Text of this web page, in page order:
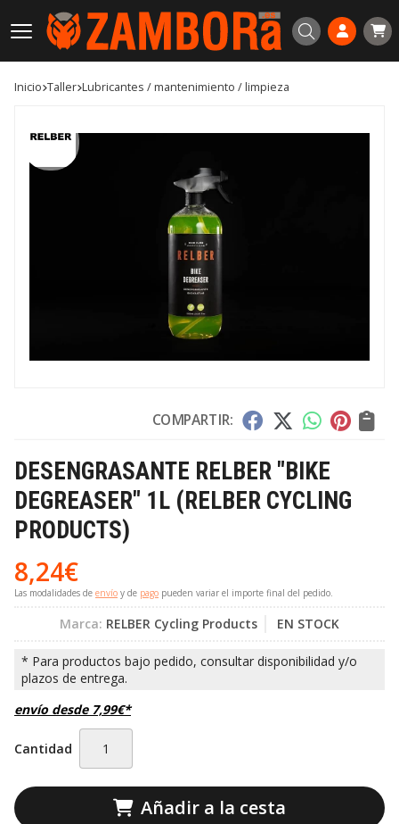
Buscar
Inicio taller lubricantes / mantenimiento / limpieza
COMPARTIR:
DESENGRASANTE RELBER "BIKE
DEGREASER" 1L (RELBER CYCLING
PRODUCTS)
8,24€
Las modalidades de envío y de pago pueden variar el importe final del pedido.
Marca: RELBER Cycling Products EN STOCK
envío desde 7,99€*
Cantidad
Añadir a la cesta